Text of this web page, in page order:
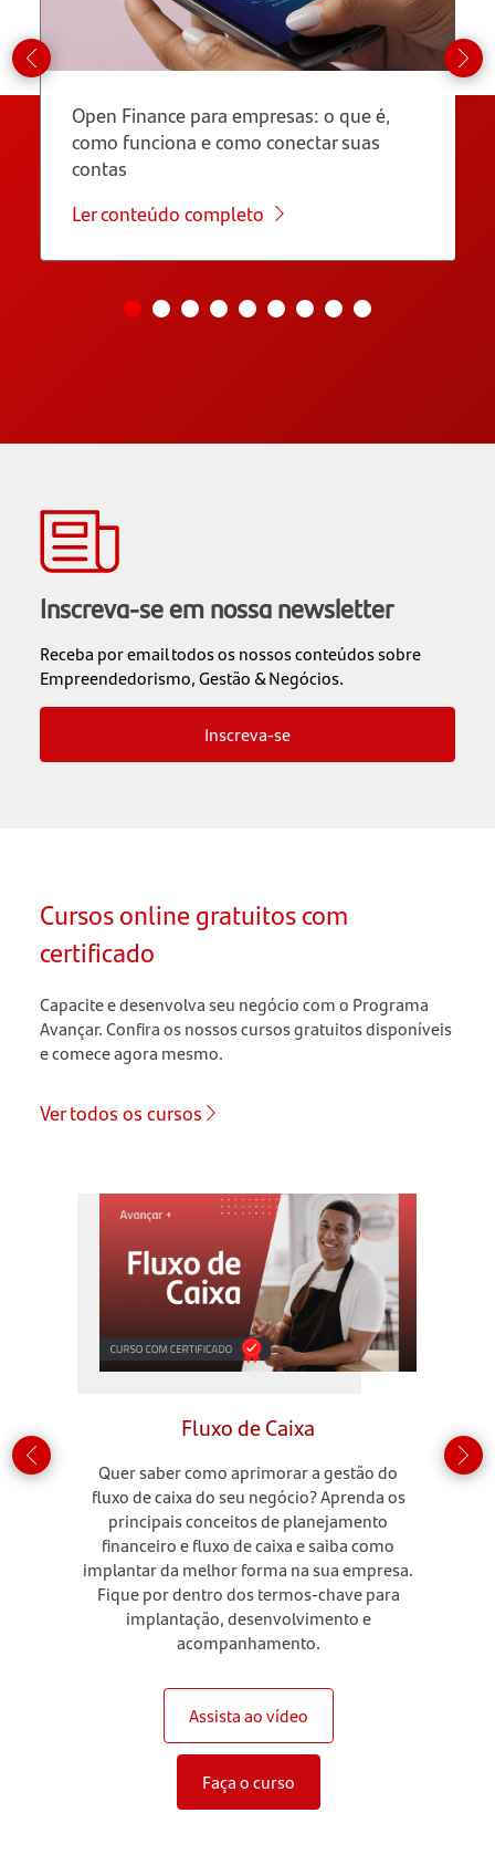
Open Finance para empresas: o que é,
como funciona e como conectar suas
contas
Ler conteúdo completo
Inscreva-se em nossa newsletter
Receba por email todos os nossos conteúdos sobre
Empreendedorismo, Gestão & Negócios.
Inscreva-se
Cursos online gratuitos com
certificado
Capacite e desenvolva seu negócio com o Programa
Avançar. Confira os nossos cursos gratuitos disponíveis
e comece agora mesmo.
Ver todos os cursos
Fluxo de Caixa
Quer saber como aprimorar a gestão do
fluxo de caixa do seu negócio? Aprenda os
principais conceitos de planejamento
financeiro e fluxo de caixa e saiba como
implantar da melhor forma na sua empresa.
Fique por dentro dos termos-chave para
implantação, desenvolvimento e
acompanhamento.
Assista ao vídeo
Faça o curso